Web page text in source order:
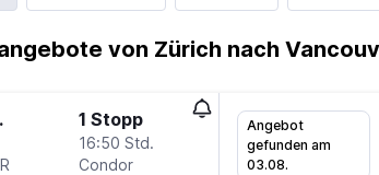
von Zürich nach
1 Stopp
16:50 Std.
Condor
Angebot
gefunden am
03.08.